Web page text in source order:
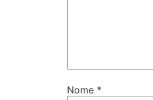
Nome *